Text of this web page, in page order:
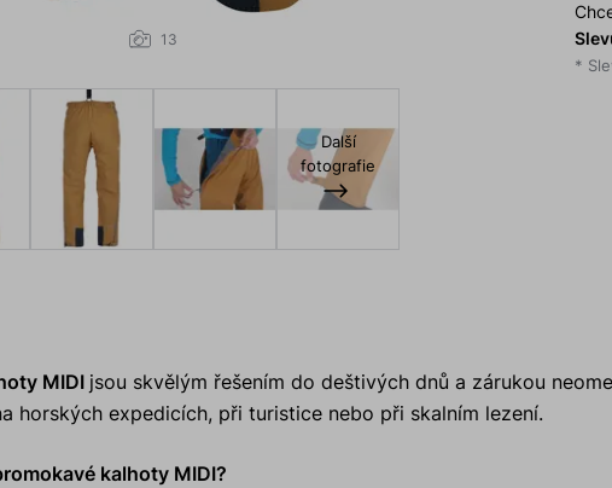
13
Další
fotografie
*
MIDI jsou skvělým řešením do deštivých dnů a zárukou
horských expedicích, při turistice nebo při skalním lezení.
kalhoty MIDI?